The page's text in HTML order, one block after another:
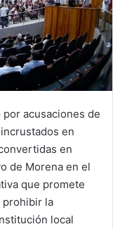
acusaciones de
en
en
de Morena en el
que promete
prohibir la
local